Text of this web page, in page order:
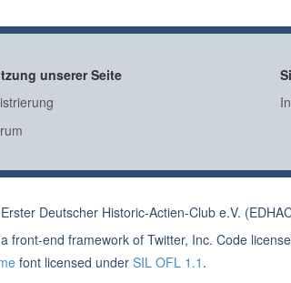
unserer Seite
Deutscher Historic-Actien-Club e.V.
front-end framework of Twitter, Inc. Code
font licensed underSIL OFL 1.1 .